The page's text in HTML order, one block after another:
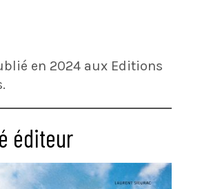
en 2024 aux Editions
éditeur